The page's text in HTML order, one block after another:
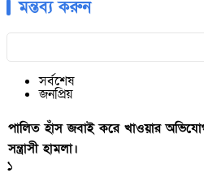
মন্তব্য করুন
সর্বশেষ
জনপ্রিয়
পালিত হাঁস জবাই করে খাওয়ার
সন্ত্রাসী হামলা।
১